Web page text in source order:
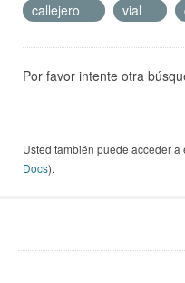
callejero
vial
Por favor intente otra
Usted también puede acceder
Docs).